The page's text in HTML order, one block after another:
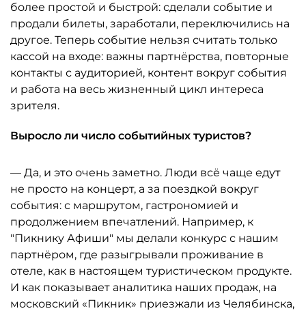
более простой и быстрой: сделали событие и
продали билеты, заработали, переключились на
другое. Теперь событие нельзя считать только
кассой на входе: важны партнёрства, повторные
контакты с аудиторией, контент вокруг события
и работа на весь жизненный цикл интереса
зрителя.
Выросло ли число событийных туристов?
— Да, и это очень заметно. Люди всё чаще едут
не просто на концерт, а за поездкой вокруг
события: с маршрутом, гастрономией и
продолжением впечатлений. Например, к
"Пикнику Афиши" мы делали конкурс с нашим
партнёром, где разыгрывали проживание в
отеле, как в настоящем туристическом продукте.
И как показывает аналитика наших продаж, на
московский «Пикник» приезжали из Челябинска,